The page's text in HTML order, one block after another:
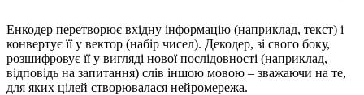
Енкодер перетворює вхідну інформацію (наприклад, текст) і
конвертує її у вектор (набір чисел). Декодер, зі свого боку,
розшифровує її у вигляді нової послідовності (наприклад,
відповідь на запитання) слів іншою мовою – зважаючи на те,
для яких цілей створювалася нейромережа.